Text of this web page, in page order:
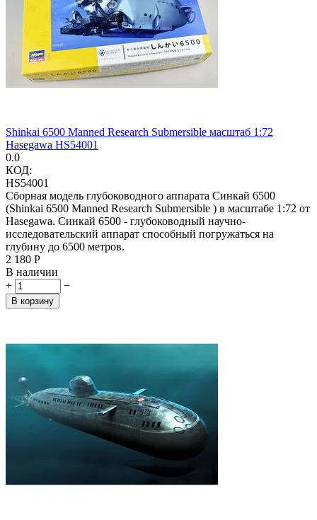
Shinkai 6500 Manned Research Submersible масштаб 1:72
Hasegawa HS54001
0.0
КОД:
HS54001
Сборная модель глубоководного аппарата Синкай 6500
(Shinkai 6500 Manned Research Submersible ) в масштабе 1:72 от
Hasegawa. Синкай 6500 - глубоководный научно-
исследовательский аппарат способный погружаться на
глубину до 6500 метров.
2 180 Р
В наличии
+
−
В корзину